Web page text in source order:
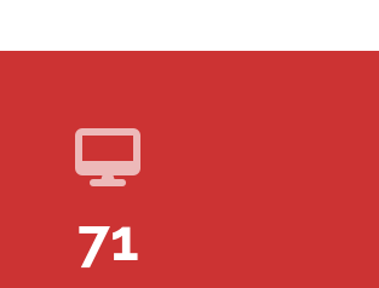
101